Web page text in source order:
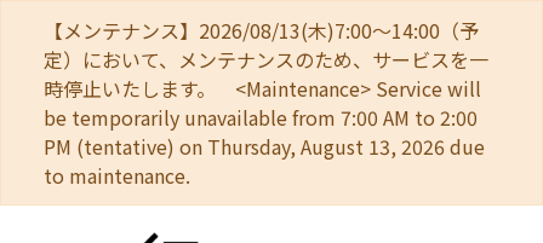
【メンテナンス】2026/08/13(木)7:00～14:00（予
定）において、メンテナンスのため、サービスを一
時停止いたします。 <Maintenance> Service will
be temporarily unavailable from 7:00 AM to 2:00
PM (tentative) on Thursday, August 13, 2026 due
to maintenance.